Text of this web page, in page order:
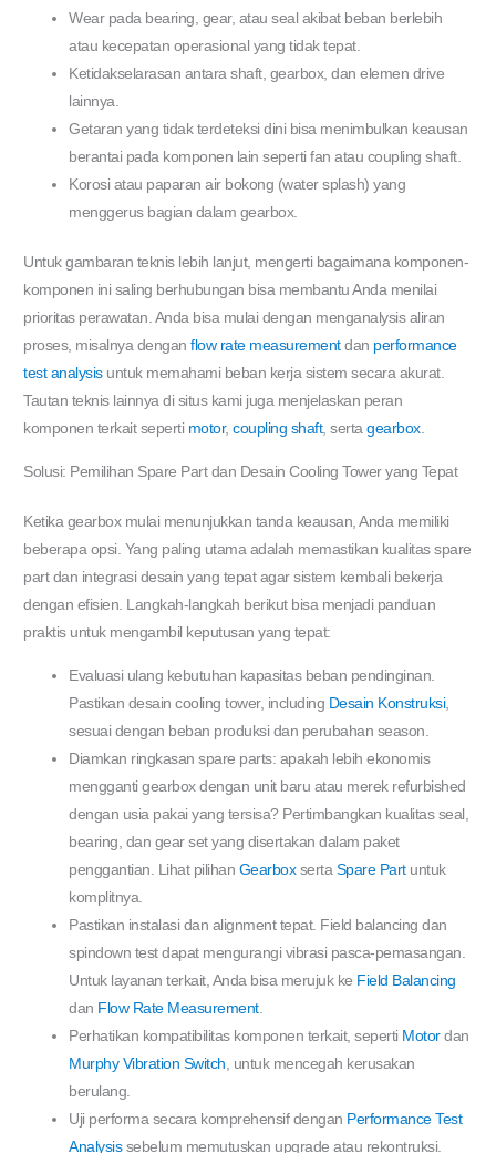
Wear pada bearing, gear, atau seal akibat beban berlebih
atau kecepatan operasional yang tidak tepat.
Ketidakselarasan antara shaft, gearbox, dan elemen drive
lainnya.
Getaran yang tidak terdeteksi dini bisa menimbulkan keausan
berantai pada komponen lain seperti fan atau coupling shaft.
Korosi atau paparan air bokong (water splash) yang
menggerus bagian dalam gearbox.
Untuk gambaran teknis lebih lanjut, mengerti bagaimana komponen-
komponen ini saling berhubungan bisa membantu Anda menilai
prioritas perawatan. Anda bisa mulai dengan menganalysis aliran
proses, misalnya denganflow rate measurementdan performance
test analysisuntuk memahami beban kerja sistem secara akurat.
Tautan teknis lainnya di situs kami juga menjelaskan peran
komponen terkait seperti motor,coupling shaft, sertagearbox.
Solusi: Pemilihan Spare Part dan Desain Cooling Tower yang Tepat
Ketika gearbox mulai menunjukkan tanda keausan, Anda memiliki
beberapa opsi. Yang paling utama adalah memastikan kualitas spare
part dan integrasi desain yang tepat agar sistem kembali bekerja
dengan efisien. Langkah-langkah berikut bisa menjadi panduan
praktis untuk mengambil keputusan yang tepat:
Evaluasi ulang kebutuhan kapasitas beban pendinginan.
Pastikan desain cooling tower, including Desain Konstruksi,
sesuai dengan beban produksi dan perubahan season.
Diamkan ringkasan spare parts: apakah lebih ekonomis
mengganti gearbox dengan unit baru atau merek refurbished
dengan usia pakai yang tersisa? Pertimbangkan kualitas seal,
bearing, dan gear set yang disertakan dalam paket
penggantian. Lihat pilihan Gearboxserta Spare Partuntuk
komplitnya.
Pastikan instalasi dan alignment tepat. Field balancing dan
spindown test dapat mengurangi vibrasi pasca-pemasangan.
Untuk layanan terkait, Anda bisa merujuk ke Field Balancing
dan Flow Rate Measurement.
Perhatikan kompatibilitas komponen terkait, seperti Motordan
Murphy Vibration Switch , untuk mencegah kerusakan
berulang.
Uji performa secara komprehensif dengan Performance Test
Analysissebelum memutuskan upgrade atau rekontruksi.